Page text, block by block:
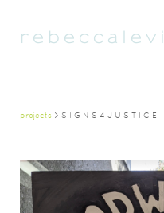
r e b e c c a l e v i
projects > S I G N S 4 J U S T I C E